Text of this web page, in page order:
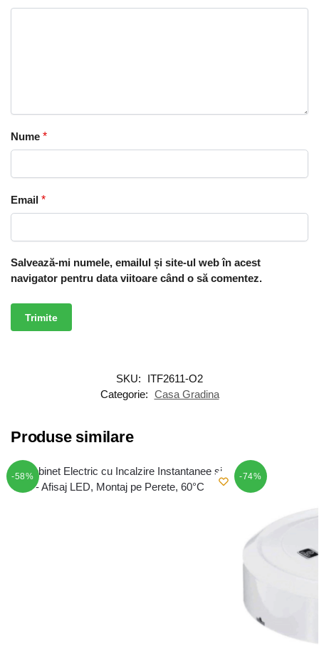
Nume *
Email *
Salvează-mi numele, emailul și site-ul web în acest
navigator pentru data viitoare când o să comentez.
SKU:
ITF2611-O2
Categorie: Casa Gradina
Produse similare
-58% -74%